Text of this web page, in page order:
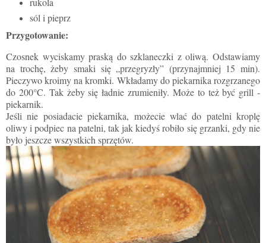
sól i pieprz
Przygotowanie:
Czosnek wyciskamy praską do szklaneczki z oliwą. Odstawiamy
na trochę, żeby smaki się „przegryzły” (przynajmniej 15 min).
Pieczywo kroimy na kromki. Wkładamy do piekarnika rozgrzanego
do 200°C. Tak żeby się ładnie zrumieniły. Może to też być grill -
piekarnik.
Jeśli nie posiadacie piekarnika, możecie wlać do patelni kroplę
oliwy i podpiec na patelni, tak jak kiedyś robiło się grzanki, gdy nie
było jeszcze wszystkich sprzętów.